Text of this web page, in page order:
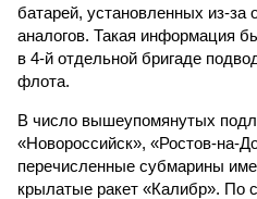
батарей, установленных из-за
аналогов. Такая информация
в 4-й отдельной бригаде
флота.
В число вышеупомянутых
«Новороссийск», «Ростов-на-
перечисленные субмарины
крылатые ракет «Калибр». По